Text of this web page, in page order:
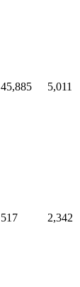
45,885 5,011
517 2,342